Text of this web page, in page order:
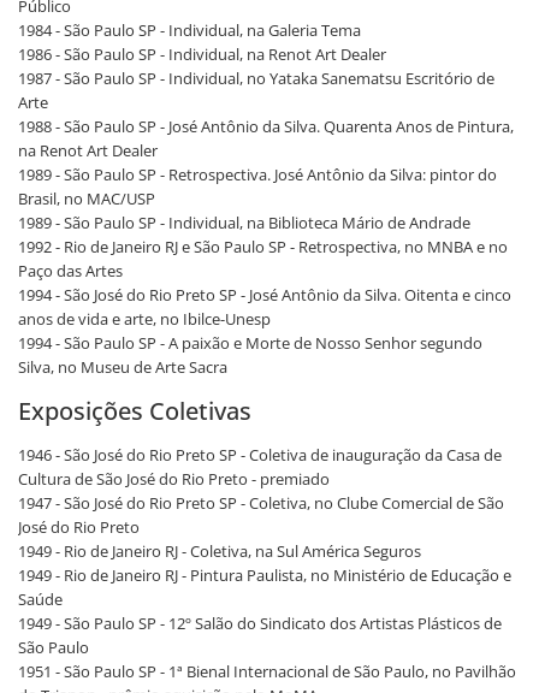
Público
1984 - São Paulo SP - Individual, na Galeria Tema
1986 - São Paulo SP - Individual, na Renot Art Dealer
1987 - São Paulo SP - Individual, no Yataka Sanematsu Escritório de
Arte
1988 - São Paulo SP - José Antônio da Silva. Quarenta Anos de Pintura,
na Renot Art Dealer
1989 - São Paulo SP - Retrospectiva. José Antônio da Silva: pintor do
Brasil, no MAC/USP
1989 - São Paulo SP - Individual, na Biblioteca Mário de Andrade
1992 - Rio de Janeiro RJ e São Paulo SP - Retrospectiva, no MNBA e no
Paço das Artes
1994 - São José do Rio Preto SP - José Antônio da Silva. Oitenta e cinco
anos de vida e arte, no Ibilce-Unesp
1994 - São Paulo SP - A paixão e Morte de Nosso Senhor segundo
Silva, no Museu de Arte Sacra
Exposições Coletivas
1946 - São José do Rio Preto SP - Coletiva de inauguração da Casa de
Cultura de São José do Rio Preto - premiado
1947 - São José do Rio Preto SP - Coletiva, no Clube Comercial de São
José do Rio Preto
1949 - Rio de Janeiro RJ - Coletiva, na Sul América Seguros
1949 - Rio de Janeiro RJ - Pintura Paulista, no Ministério de Educação e
Saúde
1949 - São Paulo SP - 12º Salão do Sindicato dos Artistas Plásticos de
São Paulo
1951 - São Paulo SP - 1ª Bienal Internacional de São Paulo, no Pavilhão